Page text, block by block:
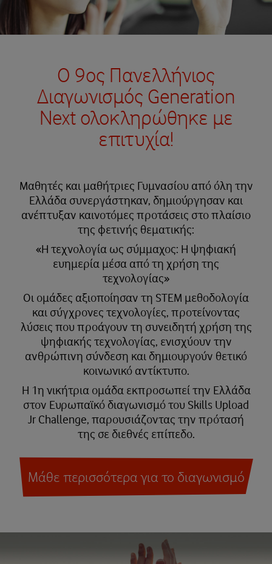
Ο 9ος Πανελλήνιος
Διαγωνισμός Generation
Next ολοκληρώθηκε με
επιτυχία!
Μαθητές και μαθήτριες Γυμνασίου από όλη την
Ελλάδα συνεργάστηκαν, δημιούργησαν και
ανέπτυξαν καινοτόμες προτάσεις στο πλαίσιο
της φετινής θεματικής:
«Η τεχνολογία ως σύμμαχος: Η ψηφιακή
ευημερία μέσα από τη χρήση της
τεχνολογίας»
Οι ομάδες αξιοποίησαν τη STEM μεθοδολογία
και σύγχρονες τεχνολογίες, προτείνοντας
λύσεις που προάγουν τη συνειδητή χρήση της
ψηφιακής τεχνολογίας, ενισχύουν την
ανθρώπινη σύνδεση και δημιουργούν θετικό
κοινωνικό αντίκτυπο.
Η 1η νικήτρια ομάδα εκπροσωπεί την Ελλάδα
στον Ευρωπαϊκό διαγωνισμό του Skills Upload
Jr Challenge, παρουσιάζοντας την πρότασή
της σε διεθνές επίπεδο.
Μάθε περισσότερα για το διαγωνισμό